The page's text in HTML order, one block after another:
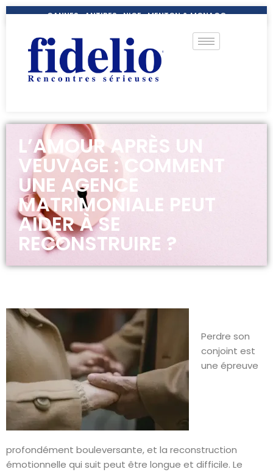
CANNES- ANTIBES- NICE- MENTON & MONACO
L’AMOUR APRÈS UN
VEUVAGE : COMMENT
UNE AGENCE
MATRIMONIALE PEUT
AIDER À SE
RECONSTRUIRE ?
Perdre son
conjoint est
une épreuve
profondément bouleversante, et la reconstruction
émotionnelle qui suit peut être longue et difficile. Le